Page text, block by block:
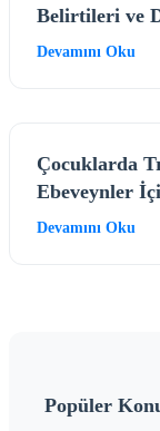
Belirtileri ve
Devamını Oku
Çocuklarda
Ebeveynler
Devamını Oku
Popüler